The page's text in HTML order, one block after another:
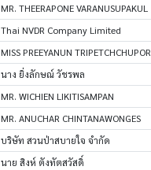
MR. THEERAPONE VARANUSUPAKUL
Thai NVDR Company Limited
MISS PREEYANUN
นาง ยิ่งลักษณ์ วัชรพล
MR. WICHIEN LIKITISAMPAN
MR. ANUCHAR CHINTANAWONGES
บริษัท สวนป่าสบายใจ จำกัด
นาย สิงห์ ตังทัตสวัสดิ์